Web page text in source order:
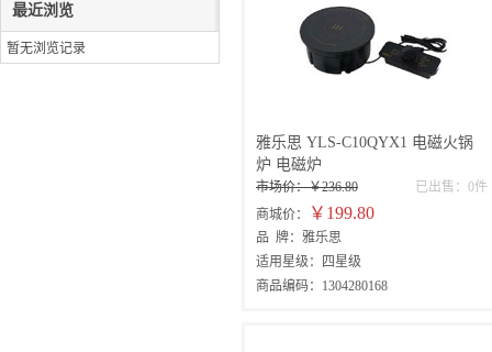
雅乐思 YLS-C10QYX1 电磁火锅
炉 电磁炉
已出售：0件
市场价：￥236.80
商城价：
￥199.80
品 牌：雅乐思
适用星级：四星级
商品编码：1304280168
最近浏览
暂无浏览记录